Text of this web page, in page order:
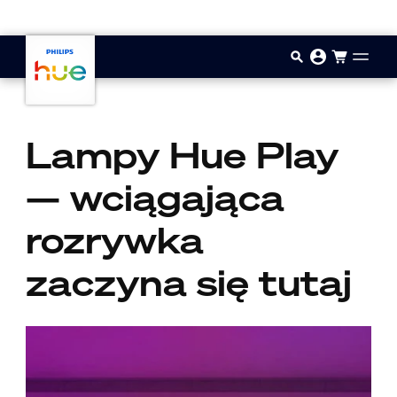
Lampy Hue Play
— wciągająca
rozrywka
zaczyna się tutaj